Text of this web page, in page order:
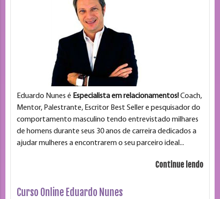
Eduardo Nunes é Especialista em relacionamentos!Coach,
Mentor, Palestrante, Escritor Best Seller e pesquisador do
comportamento masculino tendo entrevistado milhares
de homens durante seus 30 anos de carreira dedicados a
ajudar mulheres a encontrarem o seu parceiro ideal...
Continue lendo
Curso Online Eduardo Nunes